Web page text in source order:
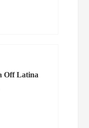
Off Latina